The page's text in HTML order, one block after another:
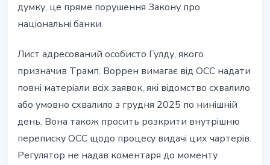
думку, це пряме порушення Закону про
національні банки.
Лист адресований особисто Гулду, якого
призначив Трамп. Воррен вимагає від OCC надати
повні матеріали всіх заявок, які відомство схвалило
або умовно схвалило з грудня 2025 по нинішній
день. Вона також просить розкрити внутрішню
переписку OCC щодо процесу видачі цих чартерів.
Регулятор не надав коментаря до моменту